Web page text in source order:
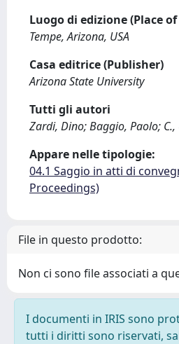
Luogo di edizione (Place
Tempe, Arizona, USA
Casa editrice (Publisher)
Arizona State University
Tutti gli autori
Zardi, Dino; Baggio, Paolo; C.,
Appare nelle tipologie:
04.1 Saggio in atti di
Proceedings)
File in questo prodotto:
Non ci sono file associati a
I documenti in IRIS sono
tutti i diritti sono riservati,